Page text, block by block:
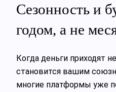
Сезонность и
годом, а не
Когда деньги приходят
становится вашим
многие платформы уже